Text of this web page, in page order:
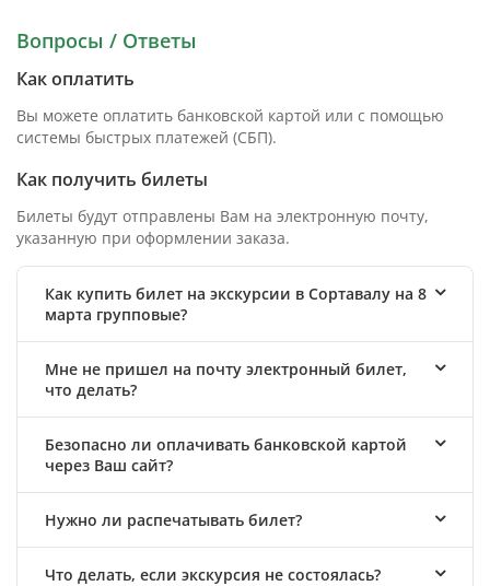
Вопросы / Ответы
Как оплатить
Вы можете оплатить банковской картой или с помощью
системы быстрых платежей (СБП).
Как получить билеты
Билеты будут отправлены Вам на электронную почту,
указанную при оформлении заказа.
Как купить билет на экскурсии в Сортавалу на 8
марта групповые?
Мне не пришел на почту электронный билет,
что делать?
Безопасно ли оплачивать банковской картой
через Ваш сайт?
Нужно ли распечатывать билет?
Что делать, если экскурсия не состоялась?